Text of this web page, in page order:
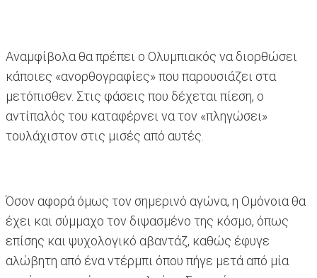
Αναμφίβολα θα πρέπει ο Ολυμπιακός να διορθώσει
κάποιες «ανορθογραφίες» που παρουσιάζει στα
μετόπισθεν. Στις φάσεις που δέχεται πίεση, ο
αντίπαλός του καταφέρνει να τον «πληγώσει»
τουλάχιστον στις μισές από αυτές.
Όσον αφορά όμως τον σημερινό αγώνα, η Ομόνοια θα
έχει και σύμμαχο τον διψασμένο της κόσμο, όπως
επίσης και ψυχολογικό αβαντάζ, καθώς έφυγε
αλώβητη από ένα ντέρμπι όπου πήγε μετά από μία